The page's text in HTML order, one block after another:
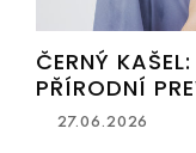
ČERNÝ
PŘÍRODNÍ
27.06.2026